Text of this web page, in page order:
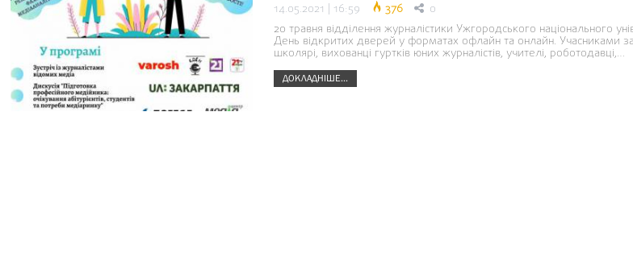
14.05.2021 | 16:59 376 0
20 травня відділення журналістики Ужгородського національного
День відкритих дверей у форматах офлайн та онлайн. Учасниками
школярі, вихованці гуртків юних журналістів, учителі, роботодавці,…
ДОКЛАДНІШЕ...